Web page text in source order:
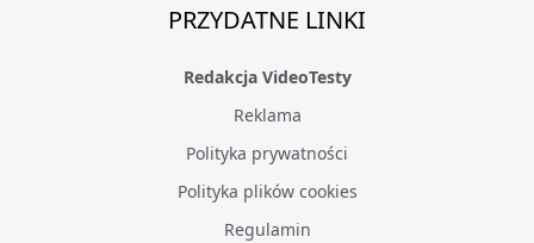
PRZYDATNE LINKI
Redakcja VideoTesty
Reklama
Polityka prywatności
Polityka plików cookies
Regulamin